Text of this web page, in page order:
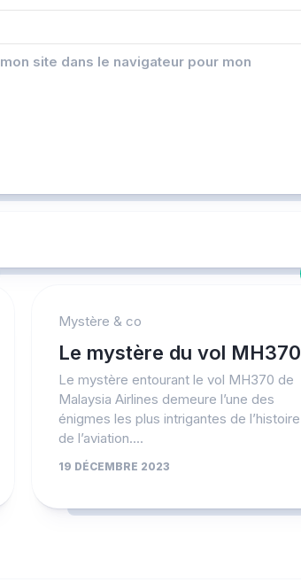
site dans le navigateur pour mon
Mystère & co
Le mystère du vol MH370
Le mystère entourant le vol MH370 de
Malaysia Airlines demeure l’une des
énigmes les plus intrigantes de l’histoire
de l’aviation....
19 DÉCEMBRE 2023